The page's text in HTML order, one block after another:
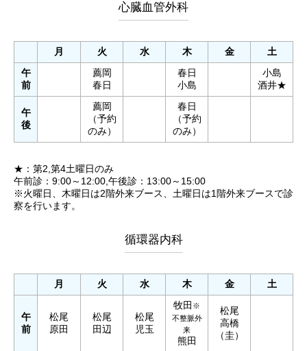
心臓血管外科
月 火 水 木 金
土
午
前
薦岡
春日
春日
小島
小島
酒井★
午
後
薦岡
（予約
のみ）
春日
（予約
のみ）
★：第2,第4土曜日のみ
午前診：9:00～12:00,午後診：13:00～15:00
※火曜日、木曜日は2階外来ブース、土曜日は1階外来ブースで診
察を行います。
循環器内科
月 火 水 木 金 土
午
前
松尾
原田
松尾
田辺
松尾
児玉
牧田 ※
不整脈外
来
熊田
松尾
高橋
（圭）